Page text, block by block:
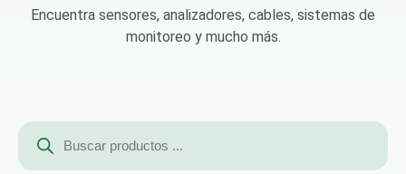
Encuentra sensores, analizadores, cables, sistemas de
monitoreo y mucho más.
Búsqueda
productos